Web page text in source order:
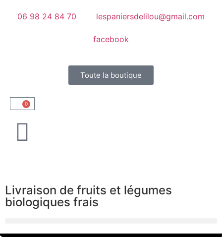
06 98 24 84 70 lespaniersdelilou@gmail.com
facebook
Toute la boutique
0
Livraison de fruits et légumes
biologiques frais